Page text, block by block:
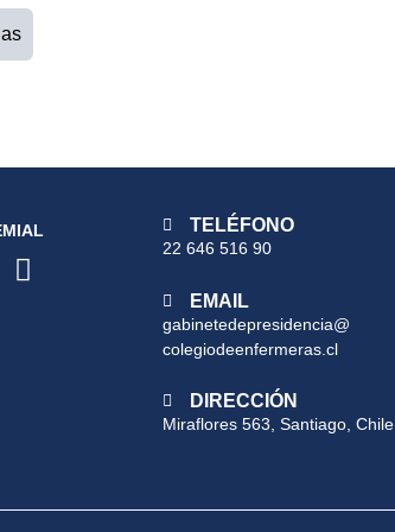
TELÉFONO
22 646 516 90
EMAIL
gabinetedepresidencia@
colegiodeenfermeras.cl
DIRECCIÓN
Miraflores 563, Santiago, Chile